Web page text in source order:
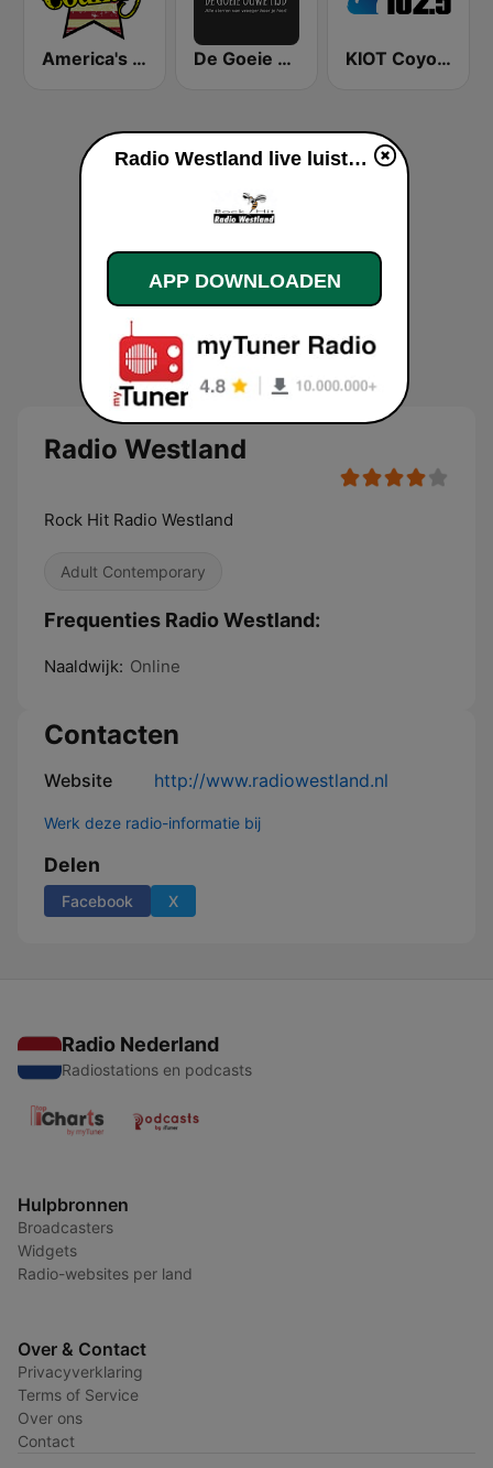
America's Country De Goeie Ouwe Tijd KIOT Coyote 102.5 FM
Radio Westland
Rock Hit Radio Westland
Adult Contemporary
Frequenties Radio Westland:
Naaldwijk: Online
Contacten
Website http://www.radiowestland.nl
Werk deze radio-informatie bij
Delen
Facebook X
Radio Nederland
Radiostations en podcasts
Hulpbronnen
Broadcasters
Widgets
Radio-websites per land
Over & Contact
Privacyverklaring
Terms of Service
Over ons
Contact
Radio Westland live luisteren
APP DOWNLOADEN